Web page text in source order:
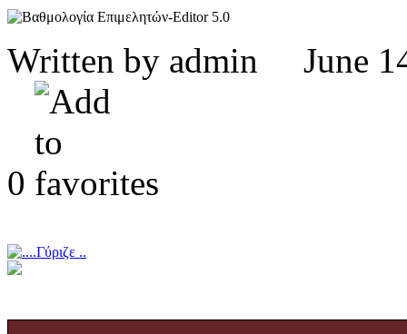
5.0
Written by admin June
0